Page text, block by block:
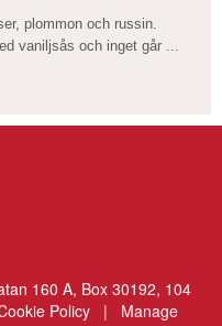
plommon och russin.
vaniljsås och inget går ...
160 A, Box 30192, 104
Policy | Manage